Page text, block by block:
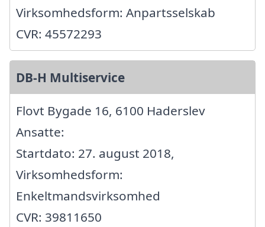
Virksomhedsform: Anpartsselskab
CVR: 45572293
DB-H Multiservice
Flovt Bygade 16, 6100 Haderslev
Ansatte:
Startdato: 27. august 2018,
Virksomhedsform:
Enkeltmandsvirksomhed
CVR: 39811650